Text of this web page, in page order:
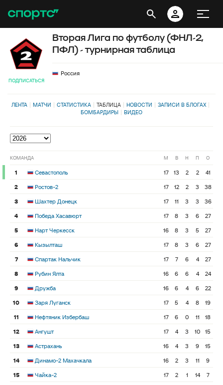
ПОДПИСАТЬСЯ
Вторая Лига по футболу (ФНЛ-2,
ПФЛ) - турнирная таблица
Россия
ЛЕНТА МАТЧИ СТАТИСТИКА ТАБЛИЦА НОВОСТИ
ЗАПИСИ В БЛОГАХ
БОМБАРДИРЫ
ВИДЕО
КОМАНДА М В Н П О
1 Севастополь 17 13 2 2
41
2
Ростов-2 17 12 2 3
38
3
Шахтер Донецк 17 11 3 3
36
4
Победа Хасавюрт 17 8 3 6
27
5
Нарт Черкесск 16 8 3 5
27
6
Кызылташ 17 8 3 6
27
7
Спартак Нальчик 17 7 6 4
27
8
Рубин Ялта 16 6 6 4
24
9
Дружба 16 6 4 6
22
10
Заря Луганск 17 5 4 8
19
11
Нефтяник Избербаш 17 6 0 11
18
12
Ангушт 17 4 3 10
15
13
Астрахань 16 4 3 9
15
14
Динамо-2 Махачкала 16 2 3 11
9
15
Чайка-2 17 2 1 14
7